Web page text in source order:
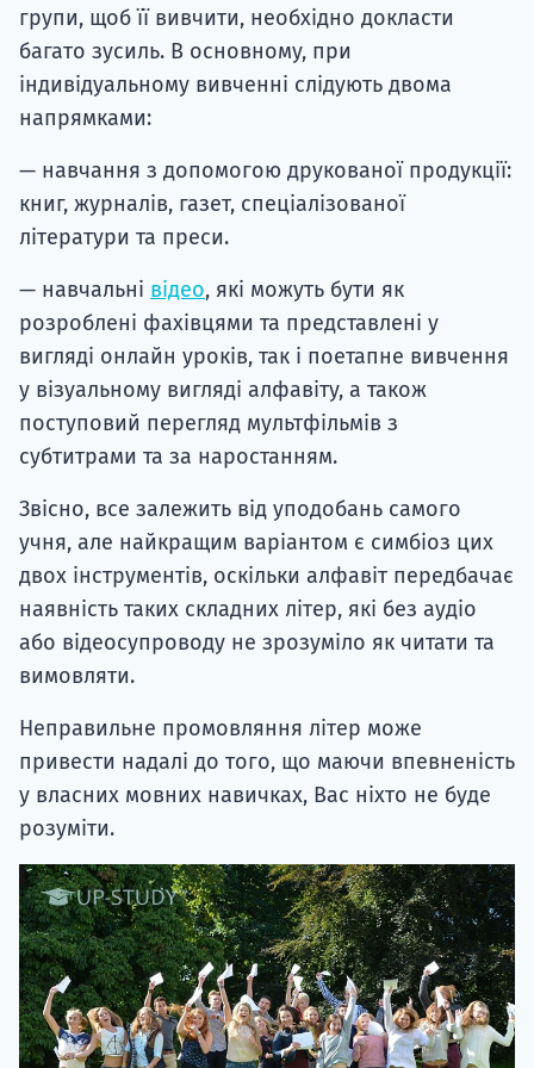
групи, щоб її вивчити, необхідно докласти
багато зусиль. В основному, при
індивідуальному вивченні слідують двома
напрямками:
— навчання з допомогою друкованої продукції:
книг, журналів, газет, спеціалізованої
літератури та преси.
— навчальні відео, які можуть бути як
розроблені фахівцями та представлені у
вигляді онлайн уроків, так і поетапне вивчення
у візуальному вигляді алфавіту, а також
поступовий перегляд мультфільмів з
субтитрами та за наростанням.
Звісно, все залежить від уподобань самого
учня, але найкращим варіантом є симбіоз цих
двох інструментів, оскільки алфавіт передбачає
наявність таких складних літер, які без аудіо
або відеосупроводу не зрозуміло як читати та
вимовляти.
Неправильне промовляння літер може
привести надалі до того, що маючи впевненість
у власних мовних навичках, Вас ніхто не буде
розуміти.